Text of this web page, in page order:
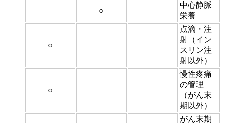
○
中心静脈
栄養
○
点滴・注
射（イン
スリン注
射以外）
○
慢性疼痛
の管理
（がん末
期以外）
がん末期